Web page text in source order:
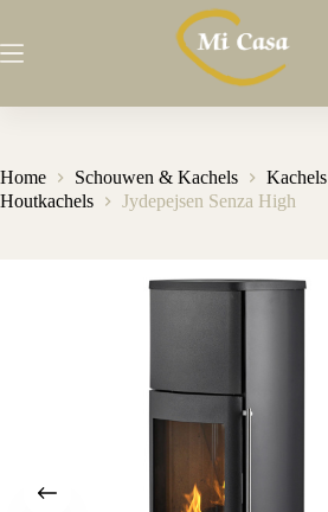
de
Home Schouwen & Kachels
Kachels
Houtkachels
Jydepejsen Senza High